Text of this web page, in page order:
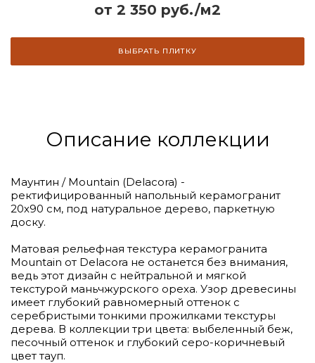
от 2 350 руб./м2
ВЫБРАТЬ ПЛИТКУ
Описание коллекции
Маунтин / Mountain (Delacora) -
ректифицированный напольный керамогранит
20х90 см, под натуральное дерево, паркетную
доску.
Матовая рельефная текстура керамогранита
Mountain от Delacora не останется без внимания,
ведь этот дизайн с нейтральной и мягкой
текстурой маньчжурского ореха. Узор древесины
имеет глубокий равномерный оттенок с
серебристыми тонкими прожилками текстуры
дерева. В коллекции три цвета: выбеленный беж,
песочный оттенок и глубокий серо-коричневый
цвет тауп.